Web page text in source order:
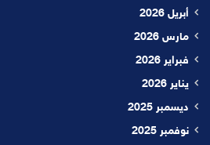
أبريل 2026
مارس 2026
فبراير 2026
يناير 2026
ديسمبر 2025
نوفمبر 2025